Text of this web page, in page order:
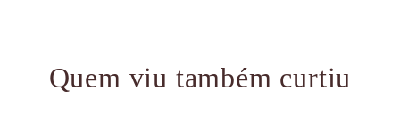
Quem viu também curtiu